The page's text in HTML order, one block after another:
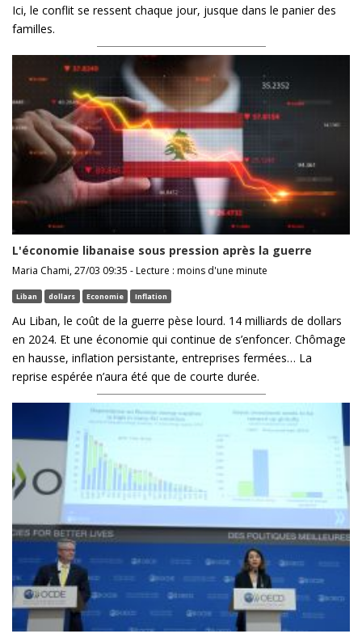
Ici, le conflit se ressent chaque jour, jusque dans le panier des
familles.
L'économie libanaise sous pression après la guerre
Maria Chami, 27/03 09:35 - Lecture : moins d'une minute
Liban dollars Economie Inflation
Au Liban, le coût de la guerre pèse lourd. 14 milliards de dollars
en 2024. Et une économie qui continue de s’enfoncer. Chômage
en hausse, inflation persistante, entreprises fermées… La
reprise espérée n’aura été que de courte durée.